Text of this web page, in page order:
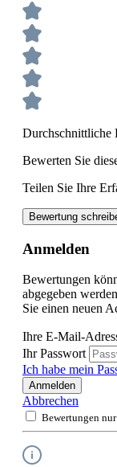
Durchschnittliche
Bewerten Sie
Teilen Sie Ihre
Bewertung
Anmelden
Bewertungen
abgegeben
Sie einen neuen
Ihre E-Mail-
Ihr Passwort
Ich habe mein
Anmelden
Abbrechen
Bewertungen